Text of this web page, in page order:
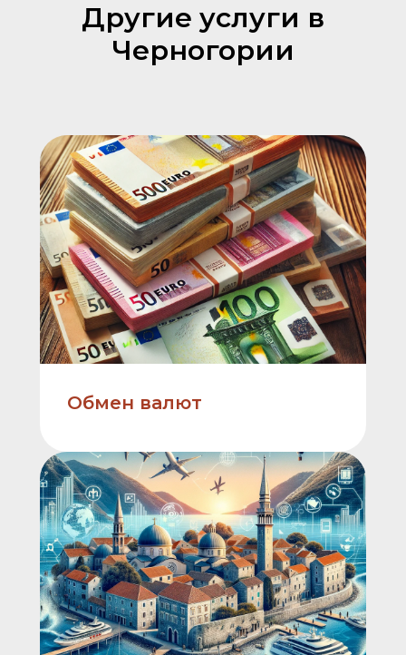
Другие услуги в
Черногории
Обмен валют